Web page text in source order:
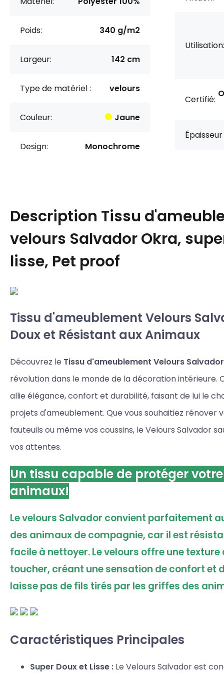
Poids: 340 g/m2
Largeur: 142 cm
Type de matériel : velours
Couleur: Jaune
Design: Monochrome
Utilisation:
Certifié:
Épaisseur
Description Tissu
velours Salvador Okra,
lisse, Pet proof
Tissu d'ameublement Velours
Doux et Résistant aux Animaux
Découvrez le Tissu d'ameublement Velours Salvador
révolution dans le monde de la décoration intérieure.
allie élégance, confort et durabilité, faisant de lui le
projets d'ameublement. Que vous souhaitiez rénover
fauteuils ou même vos coussins, le Velours Salvador
vos attentes.
Un tissu capable de protéger
animaux!
Le velours Salvador convient parfaitement
des animaux de compagnie, car il est
facile à nettoyer. Le velours offre une
toucher, créant une sensation de confort et
laisse pas de fils tirés par les griffes des
Caractéristiques Principales
Super Doux et Lisse : Le Velours Salvador est